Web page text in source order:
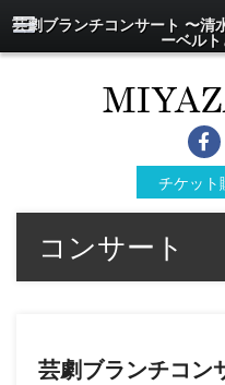
芸劇ブランチコンサート 〜清
ーベル
チケッ
コンサート
芸劇ブランチコン